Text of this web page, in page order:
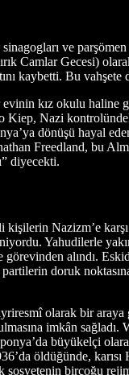
ve
Camlar Gecesi)
kaybetti. Bu vahşete
kız okulu haline
Nazi
dönüşü hayal
Freedland, bu
diyecekti.
Nazizm’e
Yahudilerle
alındı.
doruk
olarak bir
imkân
büyükelçi
öldüğünde,
sosyetenin birçoğu